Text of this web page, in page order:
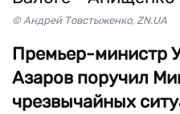
© Андрей Товстыженко, ZN.UA
Премьер-министр
Азаров поручил
чрезвычайных